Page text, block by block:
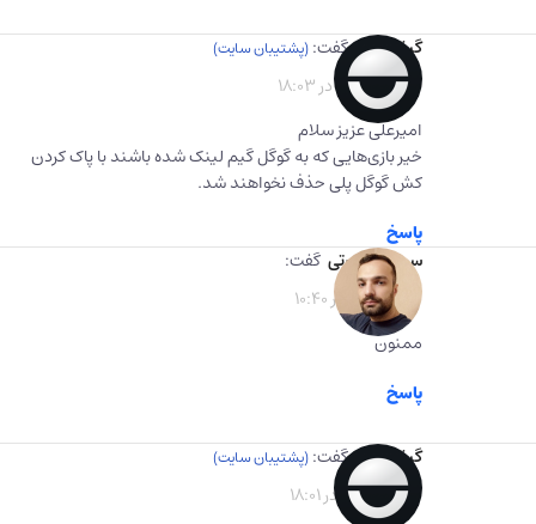
گیفت برگ گفت:
1403-03-14 در 18:03
امیرعلی عزیز سلام
خیر بازی‌هایی که به گوگل گیم لینک شده باشند با پاک کردن
کش گوگل پلی حذف نخواهند شد.
پاسخ
سیامک قدرتی گفت:
1400-11-02 در 10:40
ممنون
پاسخ
گیفت برگ گفت:
1401-04-26 در 18:01